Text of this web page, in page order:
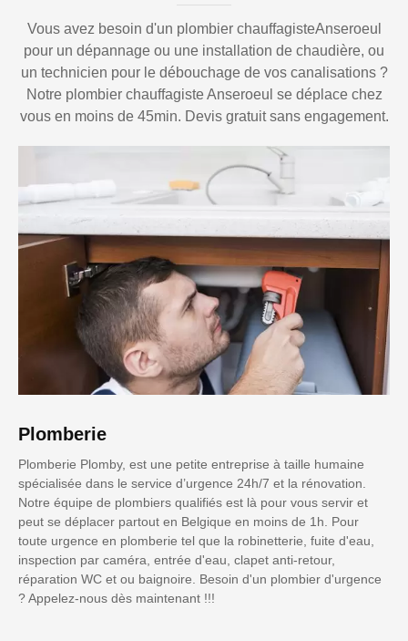
Vous avez besoin d'un plombier chauffagisteAnseroeul
pour un dépannage ou une installation de chaudière, ou
un technicien pour le débouchage de vos canalisations ?
Notre plombier chauffagiste Anseroeul se déplace chez
vous en moins de 45min. Devis gratuit sans engagement.
Plomberie
Plomberie Plomby, est une petite entreprise à taille humaine
spécialisée dans le service d’urgence 24h/7 et la rénovation.
Notre équipe de plombiers qualifiés est là pour vous servir et
peut se déplacer partout en Belgique en moins de 1h. Pour
toute urgence en plomberie tel que la robinetterie, fuite d'eau,
inspection par caméra, entrée d'eau, clapet anti-retour,
réparation WC et ou baignoire. Besoin d'un plombier d'urgence
? Appelez-nous dès maintenant !!!